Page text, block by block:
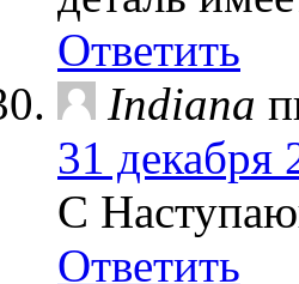
Ответить
Indiana
31 декабря
С
Ответить